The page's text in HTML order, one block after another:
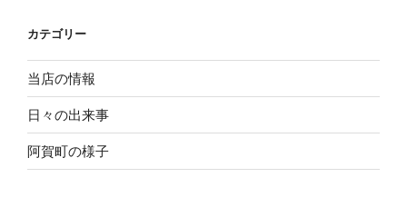
の
カテゴリー
当店の情報
日々の出来事
阿賀町の様子